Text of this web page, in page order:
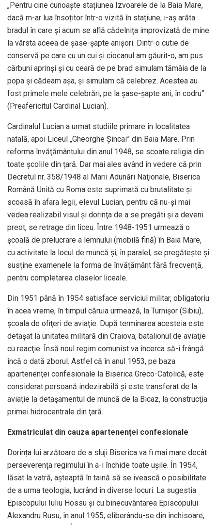
„Pentru cine cunoaște stațiunea Izvoarele de la Baia Mare,
dacă m-ar lua însoțitor într-o vizită în stațiune, i-aș arăta
bradul în care și acum se află cădelnița improvizată de mine
la vârsta aceea de șase-șapte anișori. Dintr-o cutie de
conservă pe care cu un cui și ciocanul am găurit-o, am pus
cărbuni aprinși și cu ceară de pe brad simulam tămâia de la
popa și cădeam așa, și simulam că celebrez. Acestea au
fost primele mele celebrări, pe la șase-șapte ani, în codru”
(Preafericitul Cardinal Lucian).
Cardinalul Lucian a urmat studiile primare în localitatea
natală, apoi Liceul „Gheorghe Şincai” din Baia Mare. Prin
reforma învăţământului din anul 1948, se scoate religia din
toate şcolile din ţară. Dar mai ales având în vedere că prin
Decretul nr. 358/1948 al Marii Adunări Naţionale, Biserica
Română Unită cu Roma este suprimată cu brutalitate şi
scoasă în afara legii, elevul Lucian, pentru că nu-şi mai
vedea realizabil visul şi dorinţa de a se pregăti şi a deveni
preot, se retrage din liceu. Între 1948-1951 urmează o
şcoală de prelucrare a lemnului (mobilă fină) în Baia Mare,
cu activitate la locul de muncă şi, în paralel, se pregăteşte şi
susţine examenele la forma de învăţământ fără frecvenţă,
pentru completarea claselor liceale.
Din 1951 până în 1954 satisface serviciul militar, obligatoriu
în acea vreme, în timpul căruia urmează, la Turnişor (Sibiu),
şcoala de ofiţeri de aviaţie. După terminarea acesteia este
detaşat la unitatea militară din Craiova, batalionul de aviaţie
cu reacţie. Însă noul regim comunist va încerca să-i frângă
încă o dată zborul. Astfel că în anul 1953, pe baza
apartenenţei confesionale la Biserica Greco-Catolică, este
considerat persoană indezirabilă şi este transferat de la
aviaţie la detaşamentul de muncă de la Bicaz, la construcţia
primei hidrocentrale din ţară.
Exmatriculat din cauza apartenenței confesionale
Dorința lui arzătoare de a sluji Biserica va fi mai mare decât
perseverența regimului în a-i închide toate ușile. În 1954,
lăsat la vatră, aşteaptă în taină să se ivească o posibilitate
de a urma teologia, lucrând în diverse locuri. La sugestia
Episcopului Iuliu Hossu şi cu binecuvântarea Episcopului
Alexandru Rusu, în anul 1955, eliberându-se din închisoare,